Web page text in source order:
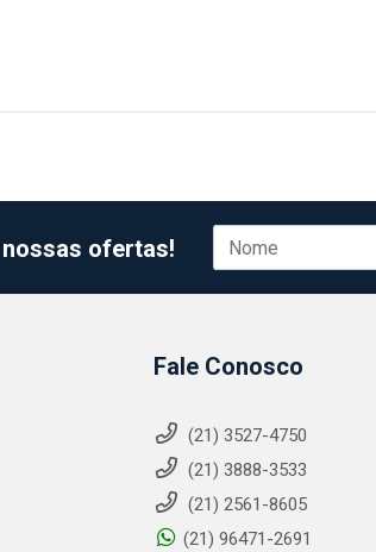
ofertas!
Fale Conosco
(21) 3527-4750
(21) 3888-3533
(21) 2561-8605
(21) 96471-2691